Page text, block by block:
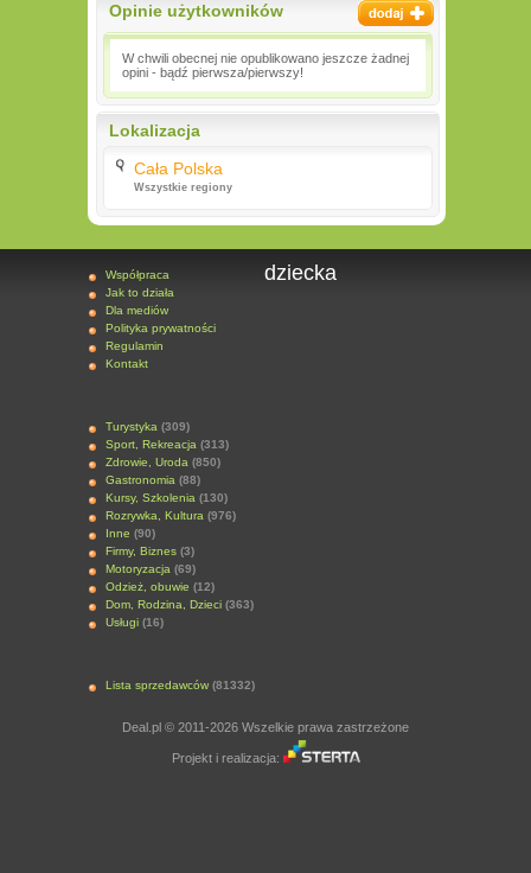
Opinie użytkowników
W chwili obecnej nie opublikowano jeszcze żadnej
opini - bądź pierwsza/pierwszy!
Lokalizacja
Cała Polska
Wszystkie regiony
Współpraca
Jak to działa
Dla mediów
Polityka prywatności
Regulamin
Kontakt
Turystyka (309)
Sport, Rekreacja (313)
Zdrowie, Uroda (850)
Gastronomia (88)
Kursy, Szkolenia (130)
Rozrywka, Kultura (976)
Inne (90)
Firmy, Biznes (3)
Motoryzacja (69)
Odzież, obuwie (12)
Dom, Rodzina, Dzieci (363)
Usługi (16)
Lista sprzedawców (81332)
dziecka
Deal.pl © 2011-2026 Wszelkie prawa zastrzeżone
Projekt i realizacja: